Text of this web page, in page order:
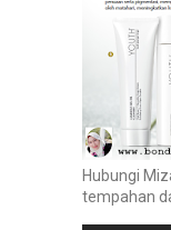
Hubungi
tempahan